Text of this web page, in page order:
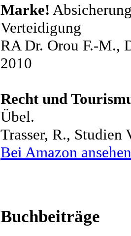
Marke!
Verteidigung
RA Dr. Orou F.-M.,
2010
Recht und
Übel.
Trasser, R., Studien
Bei Amazon ansehen
Buchbeiträge